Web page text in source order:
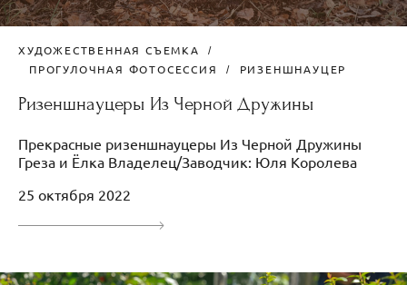
ХУДОЖЕСТВЕННАЯ СЪЕМКА
ПРОГУЛОЧНАЯ ФОТОСЕССИЯ
РИЗЕНШНАУЦЕР
Ризеншнауцеры Из Черной Дружины
Прекрасные ризеншнауцеры Из Черной Дружины
Греза и Ёлка Владелец/Заводчик: Юля Королева
25 октября 2022